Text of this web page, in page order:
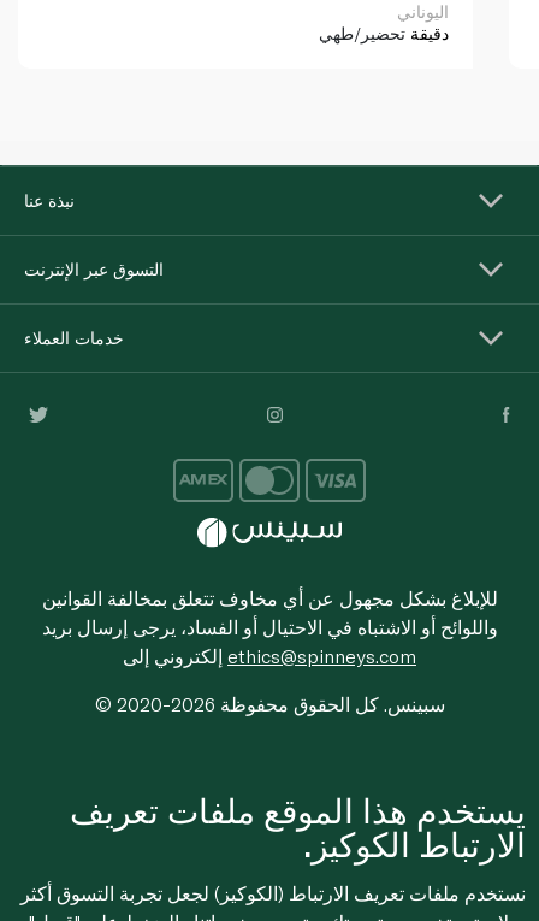
اليوناني
دقيقة تحضير/طهي
نبذة عنا
التسوق عبر الإنترنت
خدمات العملاء
للإبلاغ بشكل مجهول عن أي مخاوف تتعلق بمخالفة القوانين
واللوائح أو الاشتباه في الاحتيال أو الفساد، يرجى إرسال بريد
ethics@spinneys.com
© 2020-2026 سبينس. كل الحقوق محفوظة
يستخدم هذا الموقع ملفات تعريف
الارتباط الكوكيز.
نستخدم ملفات تعريف الارتباط (الكوكيز) لجعل تجربة التسوق أكثر